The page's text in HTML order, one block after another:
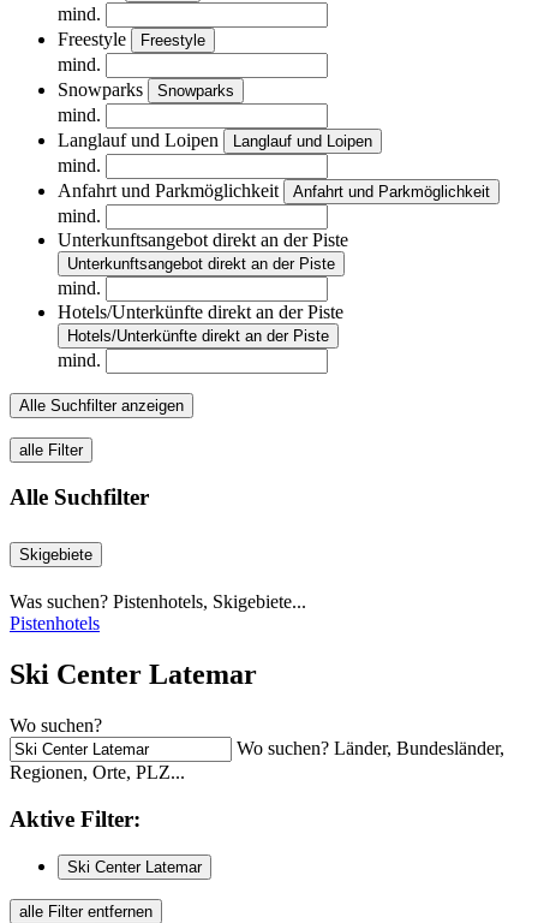
mind.
Freestyle
Freestyle
mind.
Snowparks
Snowparks
mind.
Langlauf und Loipen
Langlauf und Loipen
mind.
Anfahrt und Parkmöglichkeit
Anfahrt und Parkmöglichkeit
mind.
Unterkunftsangebot direkt an der Piste
Unterkunftsangebot direkt an der Piste
mind.
Hotels/Unterkünfte direkt an der Piste
Hotels/Unterkünfte direkt an der Piste
mind.
Alle Suchfilter anzeigen
alle Filter
Alle Suchfilter
Skigebiete
Was suchen? Pistenhotels, Skigebiete...
Pistenhotels
Ski Center Latemar
Wo suchen?
Wo suchen? Länder, Bundesländer,
Regionen, Orte, PLZ...
Aktive Filter:
Ski Center Latemar
alle Filter entfernen